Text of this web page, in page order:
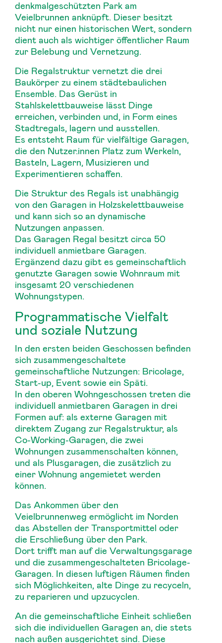
denkmalgeschützten Park am
Veielbrunnen anknüpft. Dieser besitzt
nicht nur einen historischen Wert, sondern
dient auch als wichtiger öffentlicher Raum
zur Belebung und Vernetzung.
Die Regalstruktur vernetzt die drei
Baukörper zu einem städtebaulichen
Ensemble. Das Gerüst in
Stahlskelettbauweise lässt Dinge
erreichen, verbinden und, in Form eines
Stadtregals, lagern und ausstellen.
Es entsteht Raum für vielfältige Garagen,
die den Nutzer.innen Platz zum Werkeln,
Basteln, Lagern, Musizieren und
Experimentieren schaffen.
Die Struktur des Regals ist unabhängig
von den Garagen in Holzskelettbauweise
und kann sich so an dynamische
Nutzungen anpassen.
Das Garagen Regal besitzt circa 50
individuell anmietbare Garagen.
Ergänzend dazu gibt es gemeinschaftlich
genutzte Garagen sowie Wohnraum mit
insgesamt 20 verschiedenen
Wohnungstypen.
Programmatische Vielfalt
und soziale Nutzung
In den ersten beiden Geschossen befinden
sich zusammengeschaltete
gemeinschaftliche Nutzungen: Bricolage,
Start-up, Event sowie ein Späti.
In den oberen Wohngeschossen treten die
individuell anmietbaren Garagen in drei
Formen auf: als externe Garagen mit
direktem Zugang zur Regalstruktur, als
Co-Working-Garagen, die zwei
Wohnungen zusammenschalten können,
und als Plusgaragen, die zusätzlich zu
einer Wohnung angemietet werden
können.
Das Ankommen über den
Veielbrunnenweg ermöglicht im Norden
das Abstellen der Transportmittel oder
die Erschließung über den Park.
Dort trifft man auf die Verwaltungsgarage
und die zusammengeschalteten Bricolage-
Garagen. In diesen luftigen Räumen finden
sich Möglichkeiten, alte Dinge zu recyceln,
zu reparieren und upzucyclen.
An die gemeinschaftliche Einheit schließen
sich die individuellen Garagen an, die stets
nach außen ausgerichtet sind. Diese